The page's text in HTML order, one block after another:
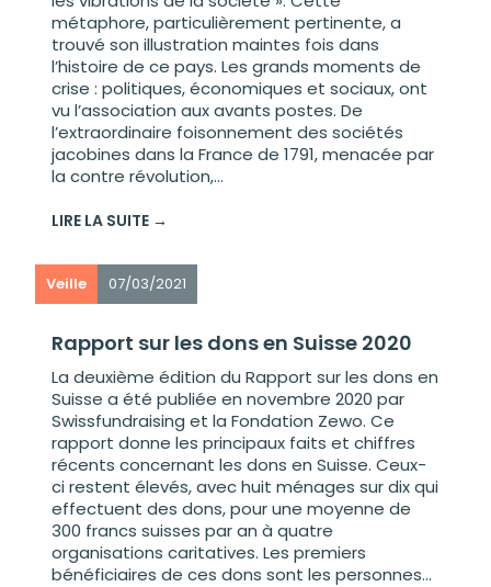
métaphore, particulièrement pertinente, a
trouvé son illustration maintes fois dans
l’histoire de ce pays. Les grands moments de
crise : politiques, économiques et sociaux, ont
vu l’association aux avants postes. De
l’extraordinaire foisonnement des sociétés
jacobines dans la France de 1791, menacée par
la contre révolution,...
LIRE LA SUITE →
Veille 07/03/2021
Rapport sur les dons en Suisse 2020
La deuxième édition du Rapport sur les dons en
Suisse a été publiée en novembre 2020 par
Swissfundraising et la Fondation Zewo. Ce
rapport donne les principaux faits et chiffres
récents concernant les dons en Suisse. Ceux-
ci restent élevés, avec huit ménages sur dix qui
effectuent des dons, pour une moyenne de
300 francs suisses par an à quatre
organisations caritatives. Les premiers
bénéficiaires de ces dons sont les personnes...